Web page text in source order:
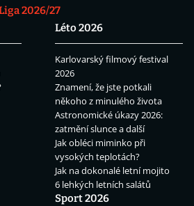
2026/27
Léto 2026
Karlovarský filmový festival
2026
Znamení, že jste potkali
někoho z minulého života
Astronomické úkazy 2026:
zatmění slunce a další
Jak obléci miminko při
vysokých teplotách?
Jak na dokonalé letní mojito
6 lehkých letních salátů
Sport 2026